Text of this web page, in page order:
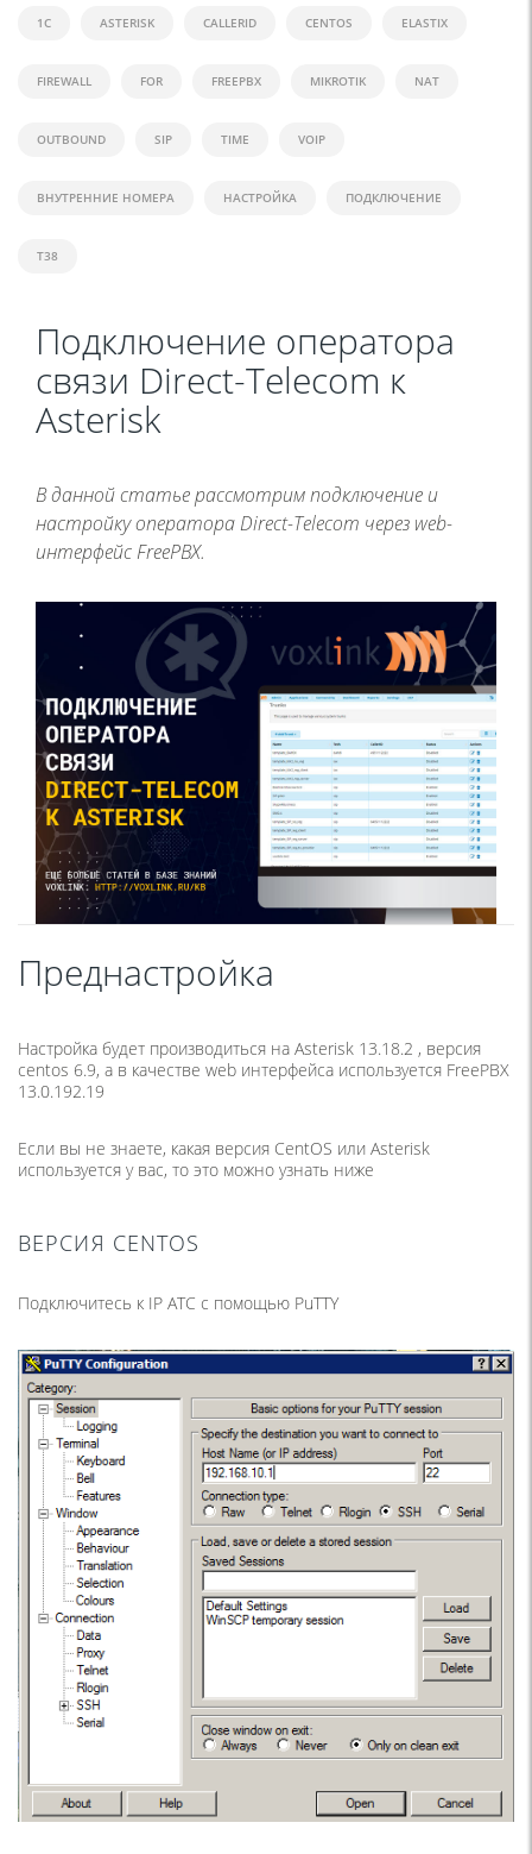
1C ASTERISK CALLERID CENTOS ELASTIX
FIREWALL FOR FREEPBX MIKROTIK NAT
OUTBOUND SIP TIME VOIP
ВНУТРЕННИЕ НОМЕРА НАСТРОЙКА ПОДКЛЮЧЕНИЕ
Т38
Подключение оператора
связи Direct-Telecom к
Asterisk
В данной статье рассмотрим подключение и
настройку оператора Direct-Telecom через web-
интерфейс FreePBX.
Преднастройка
Настройка будет производиться на Asterisk 13.18.2 , версия
centos 6.9, а в качестве web интерфейса используется FreePBX
13.0.192.19
Если вы не знаете, какая версия CentOS или Asterisk
используется у вас, то это можно узнать ниже
ВЕРСИЯ CENTOS
Подключитесь к IP ATC с помощью PuTTY